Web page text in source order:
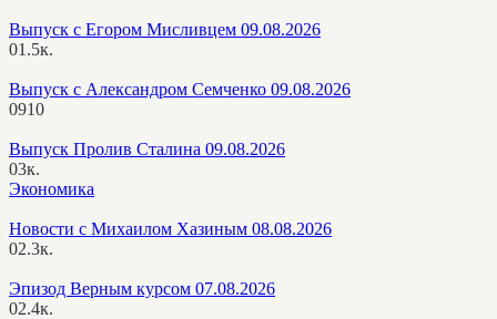
Выпуск с Егором Мисливцем 09.08.2026
01.5к.
Выпуск с Александром Семченко 09.08.2026
0910
Выпуск Пролив Сталина 09.08.2026
03к.
Экономика
Новости с Михаилом Хазиным 08.08.2026
02.3к.
Эпизод Верным курсом 07.08.2026
02.4к.